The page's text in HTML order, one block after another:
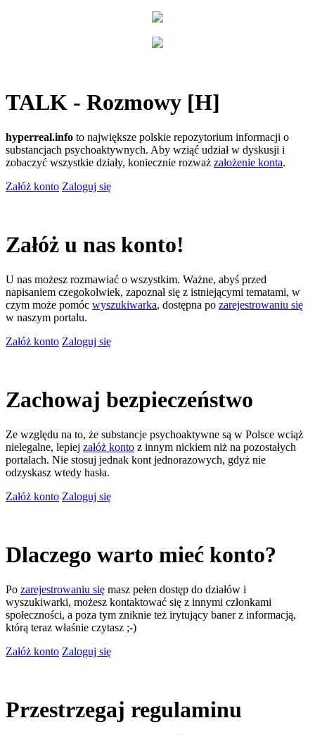
TALK - Rozmowy [H]
hyperreal.info to największe polskie repozytorium informacji o
substancjach psychoaktywnych. Aby wziąć udział w dyskusji i
zobaczyć wszystkie działy, koniecznie rozważ założenie konta.
Załóż konto Zaloguj się
Załóż u nas konto!
U nas możesz rozmawiać o wszystkim. Ważne, abyś przed
napisaniem czegokolwiek, zapoznał się z istniejącymi tematami, w
czym może pomóc wyszukiwarka, dostępna po zarejestrowaniu się
w naszym portalu.
Załóż konto Zaloguj się
Zachowaj bezpieczeństwo
Ze względu na to, że substancje psychoaktywne są w Polsce wciąż
nielegalne, lepiej załóż konto z innym nickiem niż na pozostałych
portalach. Nie stosuj jednak kont jednorazowych, gdyż nie
odzyskasz wtedy hasła.
Załóż konto Zaloguj się
Dlaczego warto mieć konto?
Po zarejestrowaniu się masz pełen dostęp do działów i
wyszukiwarki, możesz kontaktować się z innymi członkami
społeczności, a poza tym zniknie też irytujący baner z informacją,
którą teraz właśnie czytasz ;-)
Załóż konto Zaloguj się
Przestrzegaj regulaminu